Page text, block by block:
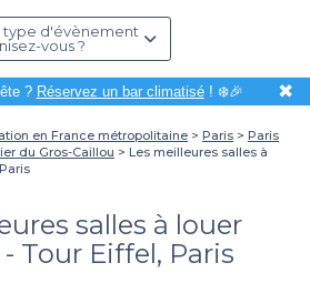
type d'évènement
vous ?
? Réservez un bar climatisé! ❄️🎉 ✖
en France métropolitaine Paris
Paris
du Gros-Caillou
Les meilleures salles à
salles à louer
Tour Eiffel, Paris